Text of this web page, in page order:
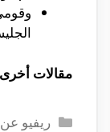
مقالات
التصنيفات
ريفيو عن